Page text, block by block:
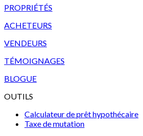
PROPRIÉTÉS
ACHETEURS
VENDEURS
TÉMOIGNAGES
BLOGUE
OUTILS
Calculateur de prêt hypothécaire
Taxe de mutation